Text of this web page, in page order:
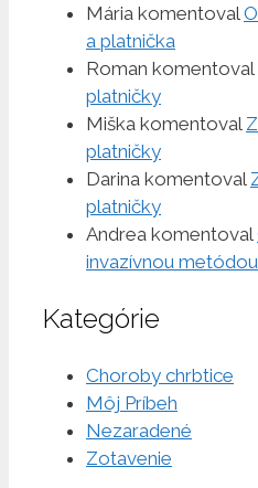
Mária komentoval
a platnička
Roman komentoval
platničky
Miška komentoval
platničky
Darina komentoval
platničky
Andrea komentoval
invazívnou metódou
Kategórie
Choroby chrbtice
Môj Príbeh
Nezaradené
Zotavenie